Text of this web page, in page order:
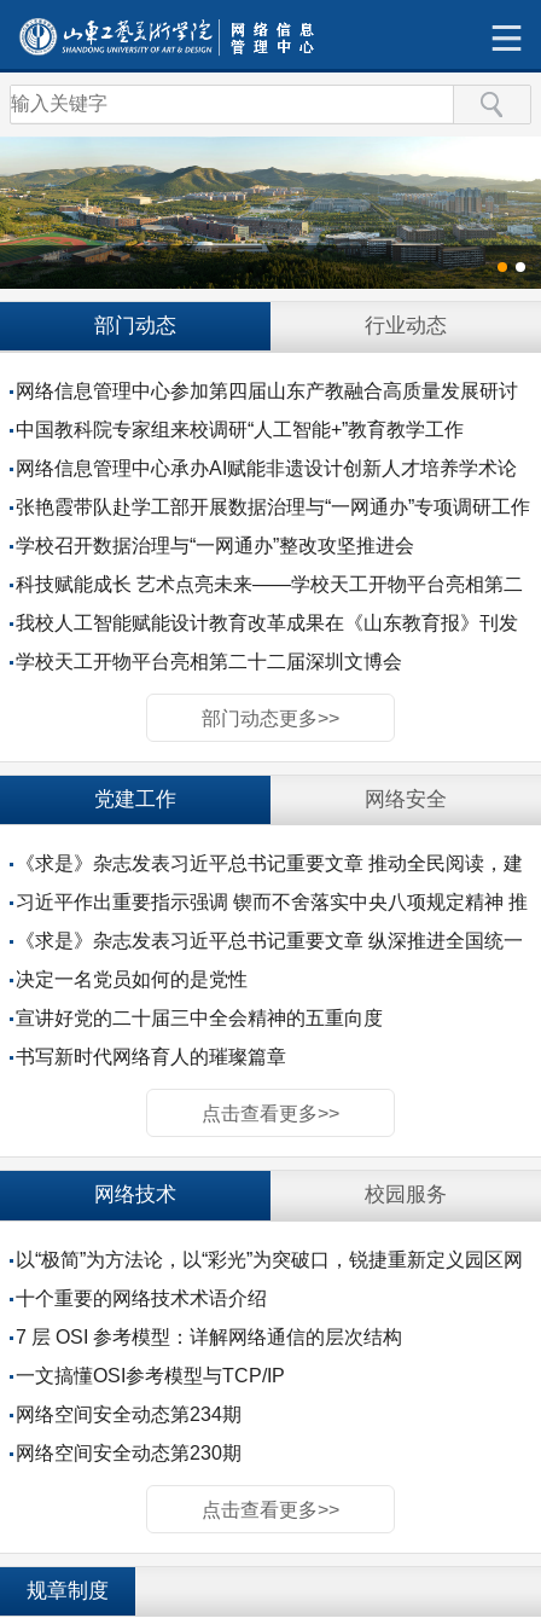
部门动态 行业动态
网络信息管理中心参加第四届山东产教融合高质量发展研讨
活动
中国教科院专家组来校调研“人工智能+”教育教学工作
网络信息管理中心承办AI赋能非遗设计创新人才培养学术论
坛
张艳霞带队赴学工部开展数据治理与“一网通办”专项调研工作
学校召开数据治理与“一网通办”整改攻坚推进会
科技赋能成长 艺术点亮未来——学校天工开物平台亮相第二
届山东省中小学科创教育大会
我校人工智能赋能设计教育改革成果在《山东教育报》刊发
学校天工开物平台亮相第二十二届深圳文博会
部门动态更多>>
党建工作 网络安全
《求是》杂志发表习近平总书记重要文章 推动全民阅读，建
设书香社会
习近平作出重要指示强调 锲而不舍落实中央八项规定精神 推
进作风建设常态化长效化
《求是》杂志发表习近平总书记重要文章 纵深推进全国统一
大市场建设
决定一名党员如何的是党性
宣讲好党的二十届三中全会精神的五重向度
书写新时代网络育人的璀璨篇章
点击查看更多>>
网络技术 校园服务
以“极简”为方法论，以“彩光”为突破口，锐捷重新定义园区网
络底层范式
十个重要的网络技术术语介绍
7 层 OSI 参考模型：详解网络通信的层次结构
一文搞懂OSI参考模型与TCP/IP
网络空间安全动态第234期
网络空间安全动态第230期
点击查看更多>>
规章制度